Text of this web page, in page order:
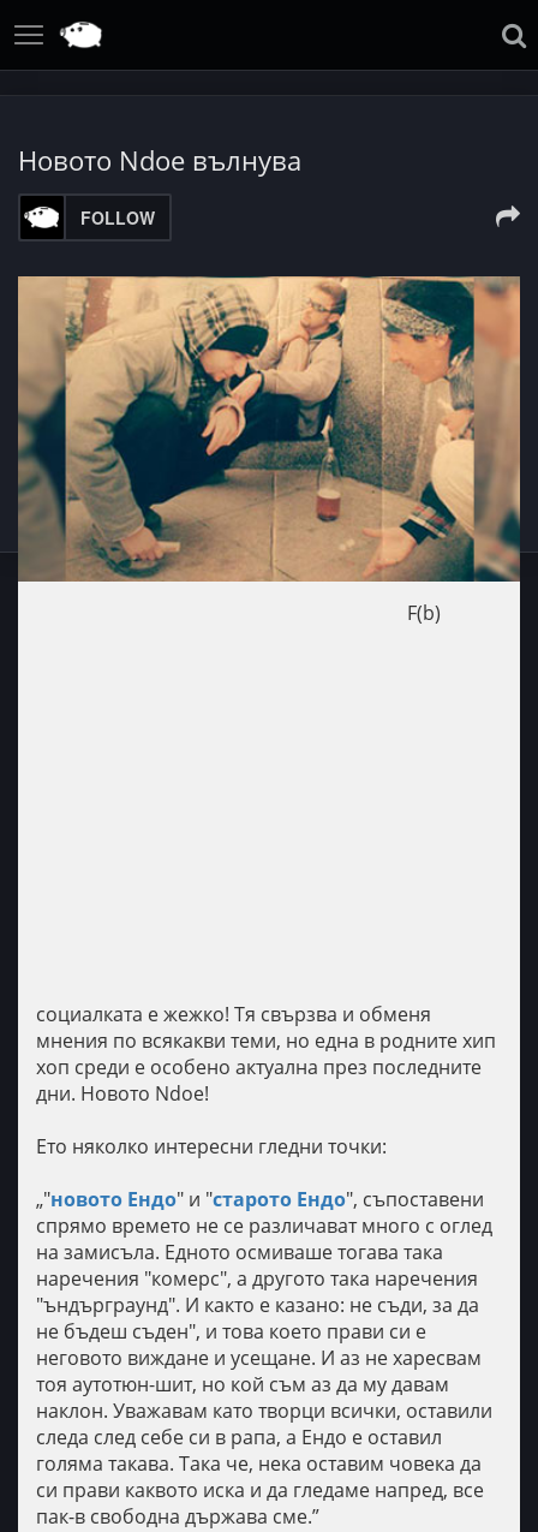
Новото Ndoe вълнува
FOLLOW
F(b)
социалката е жежко! Тя свързва и обменя
мнения по всякакви теми, но една в родните хип
хоп среди е особено актуална през последните
дни. Новото Ndoe!
Ето няколко интересни гледни точки:
„"новото Ендо" и "старото Ендо", съпоставени
спрямо времето не се различават много с оглед
на замисъла. Едното осмиваше тогава така
наречения "комерс", а другото така наречения
"ъндърграунд". И както е казано: не съди, за да
не бъдеш съден", и това което прави си е
неговото виждане и усещане. И аз не харесвам
тоя аутотюн-шит, но кой съм аз да му давам
наклон. Уважавам като творци всички, оставили
следа след себе си в рапа, а Ендо е оставил
голяма такава. Така че, нека оставим човека да
си прави каквото иска и да гледаме напред, все
пак-в свободна държава сме.”